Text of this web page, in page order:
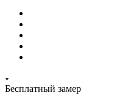
Бесплатный замер